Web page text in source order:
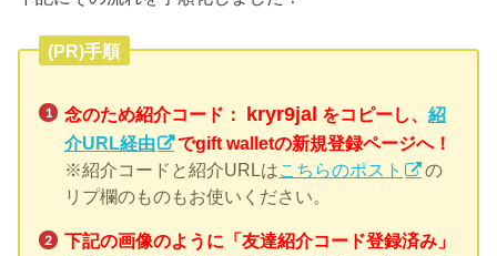
(PR)手順
念のため紹介コード： kryr9jal をコピーし、紹
介URL経由
でgift walletの新規登録ページへ！
※紹介コードと紹介URLはこちらのポスト
の
リプ欄のものもお使いください。
下記の画像のように「友達紹介コード登録済み」